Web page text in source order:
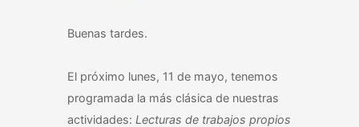
Buenas tardes.
El próximo lunes, 11 de mayo, tenemos
programada la más clásica de nuestras
actividades: Lecturas de trabajos propios